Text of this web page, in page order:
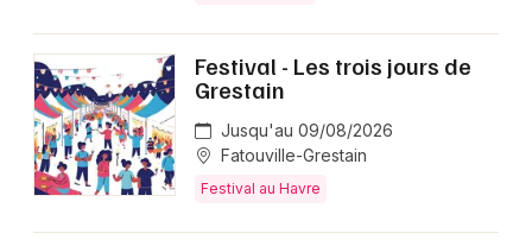
Festival - Les trois jours de
Grestain
Jusqu'au 09/08/2026
Fatouville-Grestain
Festival au Havre